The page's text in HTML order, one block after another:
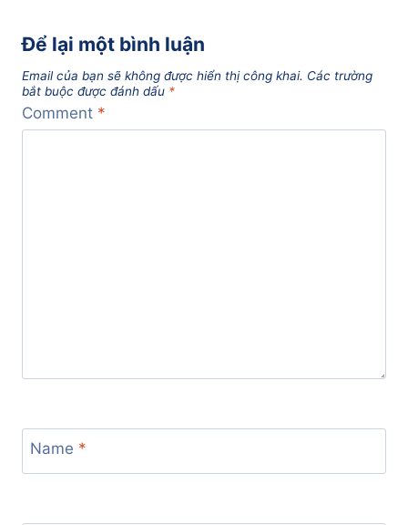
Để lại một bình luận
Email của bạn sẽ không được hiển thị công khai. Các trường
bắt buộc được đánh dấu *
Comment *
Name *